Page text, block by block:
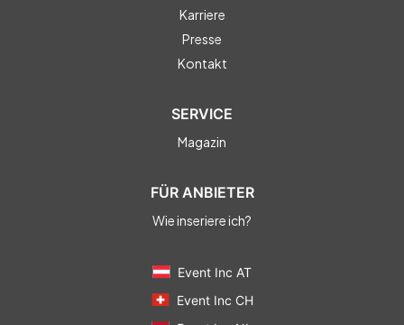
Karriere
Presse
Kontakt
SERVICE
Magazin
FÜR ANBIETER
Wie inseriere ich?
Event Inc AT
Event Inc CH